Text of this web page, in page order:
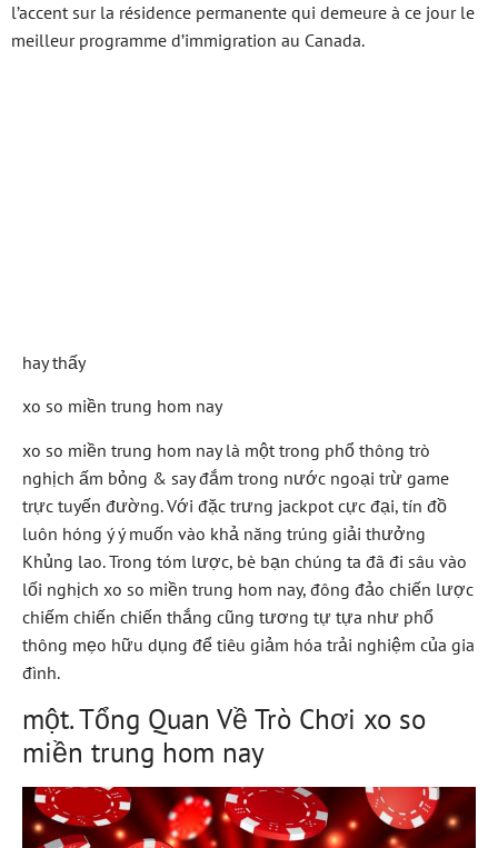
l’accent sur la résidence permanente qui demeure à ce jour le
meilleur programme d’immigration au Canada.
hay thấy
xo so miền trung hom nay
xo so miền trung hom nay là một trong phổ thông trò
nghịch ấm bỏng & say đắm trong nước ngoại trừ game
trực tuyến đường. Với đặc trưng jackpot cực đại, tín đồ
luôn hóng ý ý muốn vào khả năng trúng giải thưởng
Khủng lao. Trong tóm lược, bè bạn chúng ta đã đi sâu vào
lối nghịch xo so miền trung hom nay, đông đảo chiến lược
chiếm chiến chiến thắng cũng tương tự tựa như phổ
thông mẹo hữu dụng để tiêu giảm hóa trải nghiệm của gia
đình.
một. Tổng Quan Về Trò Chơi xo so
miền trung hom nay